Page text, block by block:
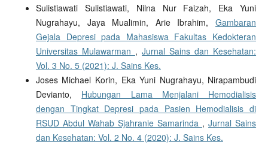
Sulistiawati Sulistiawati, Nilna Nur Faizah, Eka Yuni
Nugrahayu, Jaya Mualimin, Arie Ibrahim,Gambaran
Gejala Depresi pada Mahasiswa Fakultas Kedokteran
Universitas Mulawarman ,Jurnal Sains dan Kesehatan:
Vol. 3 No. 5 (2021): J. Sains Kes.
Joses Michael Korin, Eka Yuni Nugrahayu, Nirapambudi
Devianto, Hubungan Lama Menjalani Hemodialisis
dengan Tingkat Depresi pada Pasien Hemodialisis di
RSUD Abdul Wahab Sjahranie Samarinda ,Jurnal Sains
dan Kesehatan: Vol. 2 No. 4 (2020): J. Sains Kes.